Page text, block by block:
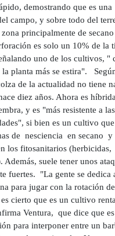
demostrando que es una
campo, y sobre todo del
principalmente de secano
es solo un 10% de la
uno de los cultivos, "
la planta más se estira".
de la actualidad no tiene
diez años. Ahora es
y es "más resistente a
si bien es un cultivo
de nesciencia en secano y
los fitosanitarios (herbicidas,
Además, suele tener unos
fuertes. "La gente se dedica
para jugar con la rotación
cierto que es un cultivo
Ventura, que dice que
para interponer entre un